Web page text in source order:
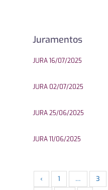
Juramentos
JURA 16/07/2025
JURA 02/07/2025
JURA 25/06/2025
JURA 11/06/2025
‹ 1 … 3